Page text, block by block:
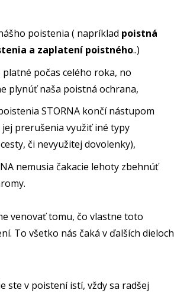
poistenia ( napríklad poistná
a zaplatení poistného..)
počas celého roka, no
plynúť naša poistná ochrana,
STORNA končí nástupom
prerušenia využiť iné typy
či nevyužitej dovolenky),
nemusia čakacie lehoty zbehnúť
venovať tomu, čo vlastne toto
To všetko nás čaká v ďalších dieloch
ste v poistení istí, vždy sa radšej